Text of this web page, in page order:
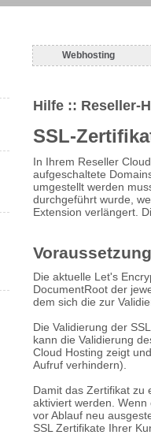
Webhosting
Hilfe :: Reseller-
SSL-
In Ihrem Reseller
aufgeschaltete
umgestellt werden
durchgeführt wurde,
Extension verlängert.
Die aktuelle Let's
DocumentRoot der
dem sich die zur
Die Validierung der
kann die Validierung
Cloud Hosting zeigt
Aufruf verhindern).
Damit das Zertifikat zu
aktiviert werden.
vor Ablauf neu
SSL Zertifikate Ihrer